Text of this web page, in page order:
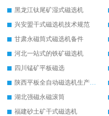
黑龙江钛尾矿湿式磁选机
兴安盟干式磁选机技术规范
甘肃永磁筒式磁选机备件
河北一站式的铁矿磁选机
四川锰矿平板磁选
陕西平板全自动磁选机生产厂家
湖北强磁永磁滚筒
福建砂土矿干式磁选机